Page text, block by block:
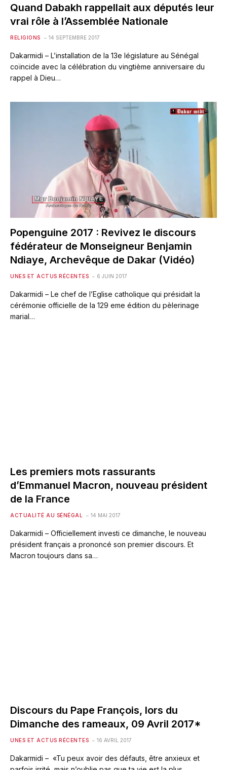
Quand Dabakh rappellait aux députés leur
vrai rôle à l’Assemblée Nationale
RELIGIONS 14 SEPTEMBRE 2017
Dakarmidi – L’installation de la 13e législature au Sénégal
coïncide avec la célébration du vingtième anniversaire du
rappel à Dieu…
Popenguine 2017 : Revivez le discours
fédérateur de Monseigneur Benjamin
Ndiaye, Archevêque de Dakar (Vidéo)
UNES ET ACTUS RÉCENTES 6 JUIN 2017
Dakarmidi – Le chef de l’Eglise catholique qui présidait la
cérémonie officielle de la 129 eme édition du pèlerinage
marial…
Les premiers mots rassurants
d’Emmanuel Macron, nouveau président
de la France
ACTUALITÉ AU SÉNÉGAL 14 MAI 2017
Dakarmidi – Officiellement investi ce dimanche, le nouveau
président français a prononcé son premier discours. Et
Macron toujours dans sa…
Discours du Pape François, lors du
Dimanche des rameaux, 09 Avril 2017*
UNES ET ACTUS RÉCENTES 16 AVRIL 2017
Dakarmidi – «Tu peux avoir des défauts, être anxieux et